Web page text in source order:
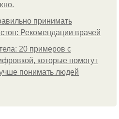
принимать
Рекомендации врачей
20 примеров с
которые помогут
понимать людей